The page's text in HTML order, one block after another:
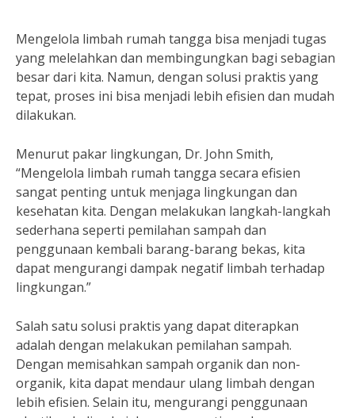
Mengelola limbah rumah tangga bisa menjadi tugas
yang melelahkan dan membingungkan bagi sebagian
besar dari kita. Namun, dengan solusi praktis yang
tepat, proses ini bisa menjadi lebih efisien dan mudah
dilakukan.
Menurut pakar lingkungan, Dr. John Smith,
“Mengelola limbah rumah tangga secara efisien
sangat penting untuk menjaga lingkungan dan
kesehatan kita. Dengan melakukan langkah-langkah
sederhana seperti pemilahan sampah dan
penggunaan kembali barang-barang bekas, kita
dapat mengurangi dampak negatif limbah terhadap
lingkungan.”
Salah satu solusi praktis yang dapat diterapkan
adalah dengan melakukan pemilahan sampah.
Dengan memisahkan sampah organik dan non-
organik, kita dapat mendaur ulang limbah dengan
lebih efisien. Selain itu, mengurangi penggunaan